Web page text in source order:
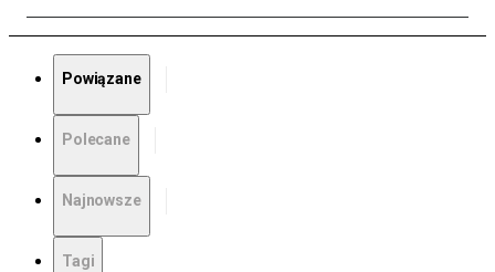
Powiązane
Polecane
Najnowsze
Tagi